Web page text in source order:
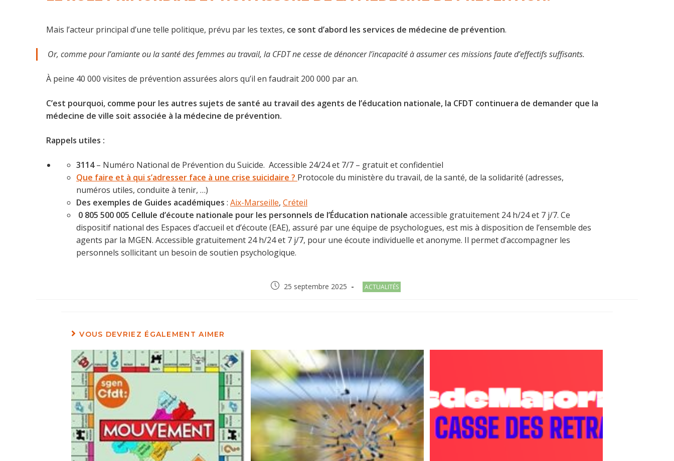
Mais l’acteur principal d’une telle politique, prévu par les textes, ce sont d’abord les services de médecine de prévention.
Or, comme pour l’amiante ou la santé des femmes au travail, la CFDT ne cesse de dénoncer l’incapacité à assumer ces missions faute d’effectifs suffisants.
À peine 40 000 visites de prévention assurées alors qu’il en faudrait 200 000 par an.
C’est pourquoi, comme pour les autres sujets de santé au travail des agents de l’éducation nationale, la CFDT continuera de demander que la
médecine de ville soit associée à la médecine de prévention.
Rappels utiles :
3114– Numéro National de Prévention du Suicide. Accessible 24/24 et 7/7 – gratuit et confidentiel
Que faire et à qui s’adresser face à une crise suicidaire ? Protocole du ministère du travail, de la santé, de la solidarité (adresses,
numéros utiles, conduite à tenir, …)
Des exemples de Guides académiques : Aix-Marseille, Créteil
0 805 500 005 Cellule d’écoute nationale pour les personnels de l’Éducation nationale accessible gratuitement 24 h/24 et 7 j/7. Ce
dispositif national des Espaces d’accueil et d’écoute (EAE), assuré par une équipe de psychologues, est mis à disposition de l’ensemble des
agents par la MGEN. Accessible gratuitement 24 h/24 et 7 j/7, pour une écoute individuelle et anonyme. Il permet d’accompagner les
personnels sollicitant un besoin de soutien psychologique.
Post25 septembre 2025
Post
ACTUALITÉS
VOUS DEVRIEZ ÉGALEMENT AIMER